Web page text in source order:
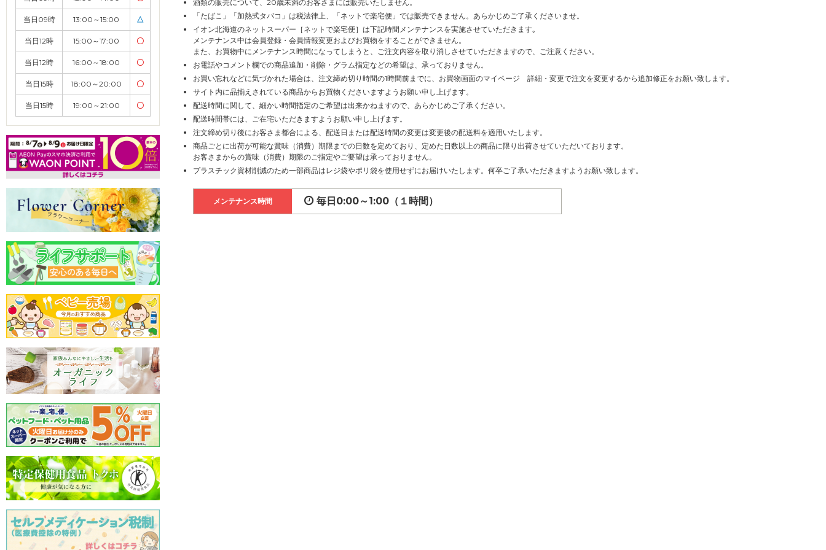
当日09時 13:00～15:00 △
当日12時 15:00～17:00 〇
当日12時 16:00～18:00 〇
当日15時 18:00～20:00 〇
当日15時 19:00～21:00 〇
酒類の販売について、20歳未満のお客さまには販売いたしません。
「たばこ」「加熱式タバコ」は税法律上、「ネットで楽宅便」では販売できません。あらかじめご了承くださいませ。
イオン北海道のネットスーパー［ネットで楽宅便］は下記時間メンテナンスを実施させていただきます｡
メンテナンス中は会員登録・会員情報変更およびお買物をすることができません。
また、お買物中にメンテナンス時間になってしまうと、ご注文内容を取り消しさせていただきますので、ご注意ください。
お電話やコメント欄での商品追加・削除・グラム指定などの希望は、承っておりません。
お買い忘れなどに気づかれた場合は、注文締め切り時間の1時間前までに、お買物画面のマイページ 詳細・変更で注文を変更するから追加修正をお願い致します。
サイト内に品揃えされている商品からお買物くださいますようお願い申し上げます。
配送時間に関して、細かい時間指定のご希望は出来かねますので、あらかじめご了承ください。
配送時間帯には、ご在宅いただきますようお願い申し上げます。
注文締め切り後にお客さま都合による、配送日または配送時間の変更は変更後の配送料を適用いたします。
商品ごとに出荷が可能な賞味（消費）期限までの日数を定めており、定めた日数以上の商品に限り出荷させていただいております。
お客さまからの賞味（消費）期限のご指定やご要望は承っておりません。
プラスチック資材削減のため一部商品はレジ袋やポリ袋を使用せずにお届けいたします。何卒ご了承いただきますようお願い致します。
メンテナンス時間 毎日0:00～1:00（１時間）